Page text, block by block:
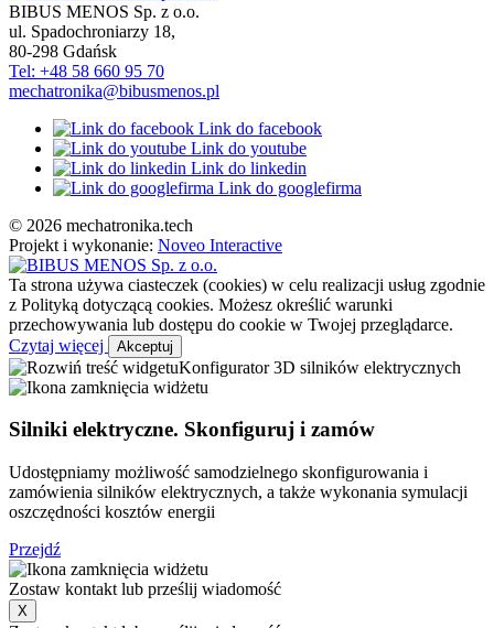
BIBUS MENOS Sp. z o.o.
ul. Spadochroniarzy 18,
80-298 Gdańsk
Tel: +48 58 660 95 70
mechatronika@bibusmenos.pl
Link do facebook
Link do youtube
Link do linkedin
Link do googlefirma
© 2026 mechatronika.tech
Projekt i wykonanie: Noveo Interactive
Ta strona używa ciasteczek (cookies) w celu realizacji usług zgodnie
z Polityką dotyczącą cookies. Możesz określić warunki
przechowywania lub dostępu do cookie w Twojej przeglądarce.
Czytaj więcej
Akceptuj
Konfigurator 3D silników elektrycznych
Silniki elektryczne. Skonfiguruj i zamów
Udostępniamy możliwość samodzielnego skonfigurowania i
zamówienia silników elektrycznych, a także wykonania symulacji
oszczędności kosztów energii
Przejdź
Zostaw kontakt lub prześlij wiadomość
X